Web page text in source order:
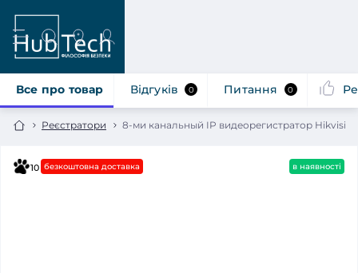
Реєстратори 8-ми канальный IP видеорегистратор
Все про товар Відгуків 0 Питання 0
10 безкоштовна доставка в наявності